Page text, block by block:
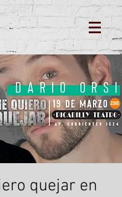
quejar en